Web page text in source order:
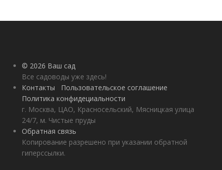
© 2026 Ваш сад
Все садоводы уже здесь!
Контакты
Пользовательское соглашение
Политика конфидециальности
г. Москва, ЦАО, Красносельский, Мясницкая улица
24/7, м. Чистые пруды
Обратная связь
Копирование разрешено при указании обратной
гиперссылки.